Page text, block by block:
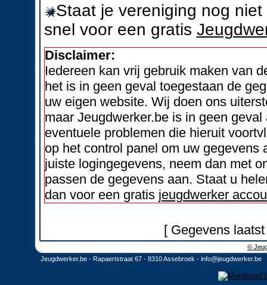
Staat je vereniging nog
snel voor een gratis
Disclaimer:
Iedereen kan vrij gebruik maken van
het is in geen geval toegestaan de
uw eigen website. Wij doen ons
maar Jeugdwerker.be is in geen
eventuele problemen die hieruit
op het control panel om uw
juiste logingegevens, neem dan met
passen de gegevens aan. Staat u
dan voor een gratis jeugdwerker
[ Gegevens
©
Jeugdwerker.be - Rapaertstraat 67 - 8310 Assebroek - info@jeugdwerker.be